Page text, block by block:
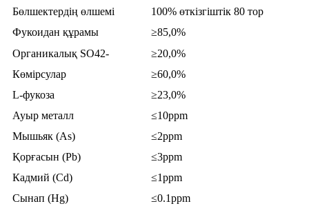
Бөлшектердің өлшемі
100% өткізгіштік 80 тор
Фукоидан құрамы
≥85,0%
Органикалық SO42-
≥20,0%
Көмірсулар
≥60,0%
L-фукоза
≥23,0%
Ауыр металл
≤10ppm
Мышьяк (As)
≤2ppm
Қорғасын (Pb)
≤3ppm
Кадмий (Cd)
≤1ppm
Сынап (Hg)
≤0.1ppm